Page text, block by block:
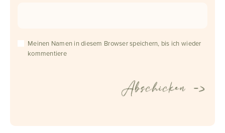
Meinen Namen in diesem Browser speichern, bis ich wieder
kommentiere